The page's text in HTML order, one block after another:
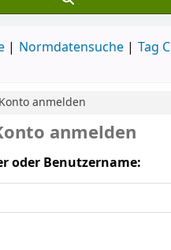
Normdatensuche
Tag
anmelden
anmelden
oder Benutzername: